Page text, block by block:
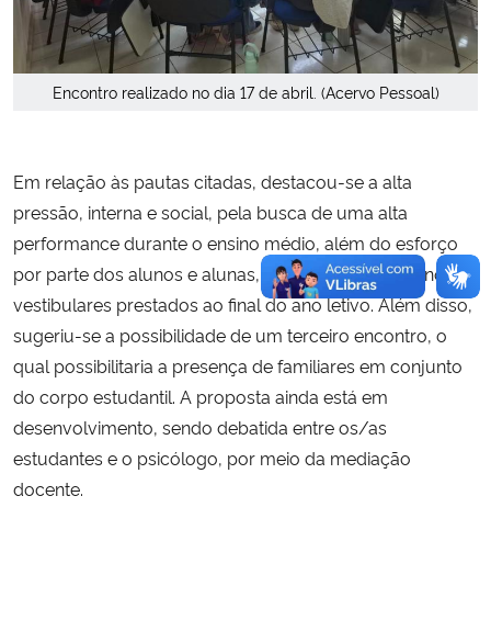
Encontro realizado no dia 17 de abril. (Acervo Pessoal)
Em relação às pautas citadas, destacou-se a alta
pressão, interna e social, pela busca de uma alta
performance durante o ensino médio, além do esforço
por parte dos alunos e alunas, visando notas altas nos
vestibulares prestados ao final do ano letivo. Além disso,
sugeriu-se a possibilidade de um terceiro encontro, o
qual possibilitaria a presença de familiares em conjunto
do corpo estudantil. A proposta ainda está em
desenvolvimento, sendo debatida entre os/as
estudantes e o psicólogo, por meio da mediação
docente.